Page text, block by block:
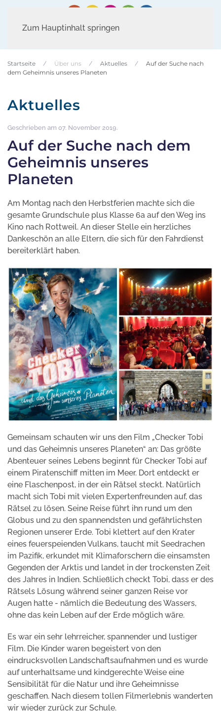
Zum Hauptinhalt springen
Startseite Über uns Aktuelles
Auf der Suche nach
dem Geheimnis unseres Planeten
Aktuelles
Geschrieben am 07. November 2019.
Auf der Suche nach dem
Geheimnis unseres
Planeten
Am Montag nach den Herbstferien machte sich die
gesamte Grundschule plus Klasse 6a auf den Weg ins
Kino nach Rottweil. An dieser Stelle ein herzliches
Dankeschön an alle Eltern, die sich für den Fahrdienst
bereiterklärt haben.
Gemeinsam schauten wir uns den Film „Checker Tobi
und das Geheimnis unseres Planeten“ an: Das größte
Abenteuer seines Lebens beginnt für Checker Tobi auf
einem Piratenschiff mitten im Meer. Dort entdeckt er
eine Flaschenpost, in der ein Rätsel steckt. Natürlich
macht sich Tobi mit vielen Expertenfreunden auf, das
Rätsel zu lösen. Seine Reise führt ihn rund um den
Globus und zu den spannendsten und gefährlichsten
Regionen unserer Erde. Tobi klettert auf den Krater
eines feuerspeienden Vulkans, taucht mit Seedrachen
im Pazifik, erkundet mit Klimaforschern die einsamsten
Gegenden der Arktis und landet in der trockensten Zeit
des Jahres in Indien. Schließlich checkt Tobi, dass er des
Rätsels Lösung während seiner ganzen Reise vor
Augen hatte - nämlich die Bedeutung des Wassers,
ohne das kein Leben auf der Erde möglich wäre.
Es war ein sehr lehrreicher, spannender und lustiger
Film. Die Kinder waren begeistert von den
eindrucksvollen Landschaftsaufnahmen und es wurde
auf unterhaltsame und kindgerechte Weise eine
Sensibilität für die Natur und ihre Geheimnisse
geschaffen. Nach diesem tollen Filmerlebnis wanderten
wir wieder zurück zur Schule.